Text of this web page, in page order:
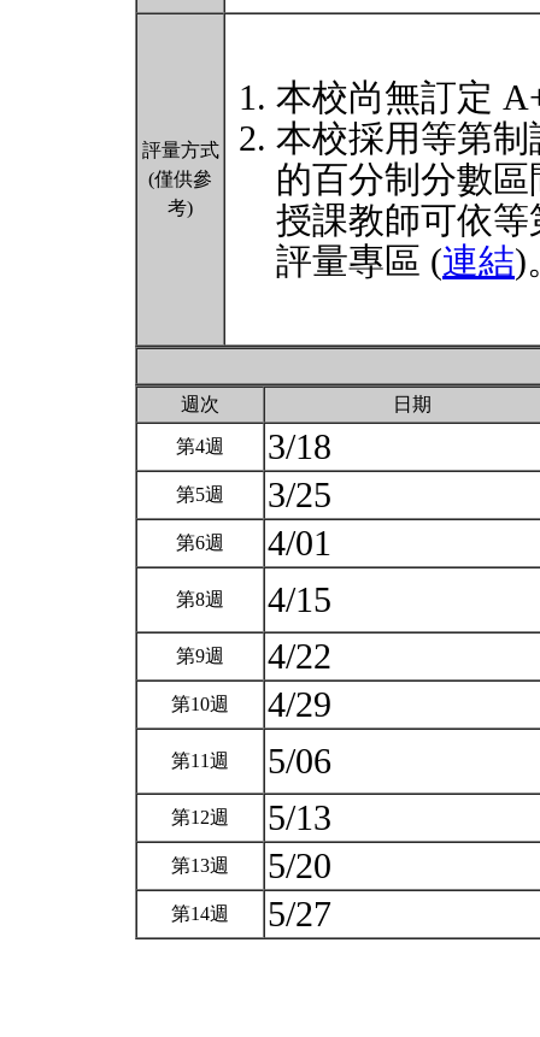
評量方式
(僅供參
考)
本校尚無訂定
本校採用等第
的百分制分數
授課教師可依
評量專區 (連結)
週次 日期
第4週 3/18
第5週 3/25
第6週 4/01
第8週 4/15
第9週 4/22
第10週 4/29
第11週 5/06
第12週 5/13
第13週 5/20
第14週 5/27